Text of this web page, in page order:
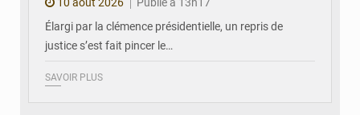
Élargi par la clémence présidentielle, un repris de
justice s’est fait pincer le…
SAVOIR PLUS